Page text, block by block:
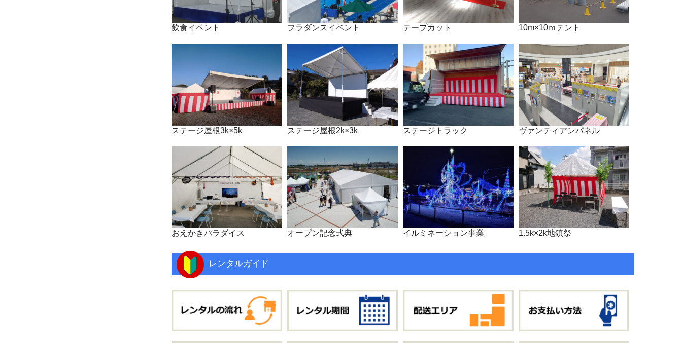
飲食イベント フラダンスイベント テープカット 10m×10ｍテント
ステージ屋根3k×5k ステージ屋根2k×3k ステージトラック ヴァンティアンパネル
おえかきパラダイス オープン記念式典 イルミネーション事業 1.5k×2k地鎮祭
レンタルガイド